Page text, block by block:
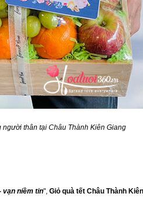
thân tại Châu Thành Kiên Giang
vạn niềm tin", Giỏ quà tết Châu Thành